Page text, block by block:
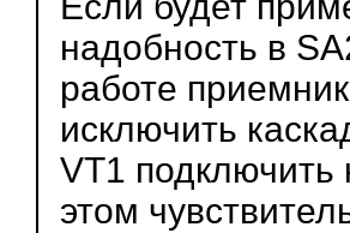
надобность в
работе
исключить
VT1
этом